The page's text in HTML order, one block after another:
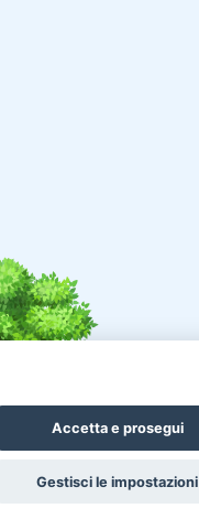
Accetta e prosegui
Gestisci le impostazioni